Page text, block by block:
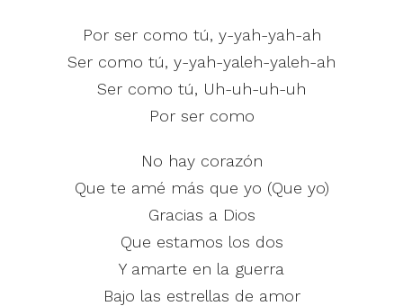
Por ser como tú, y-yah-yah-ah
Ser como tú, y-yah-yaleh-yaleh-ah
Ser como tú, Uh-uh-uh-uh
Por ser como
No hay corazón
Que te amé más que yo (Que yo)
Gracias a Dios
Que estamos los dos
Y amarte en la guerra
Bajo las estrellas de amor